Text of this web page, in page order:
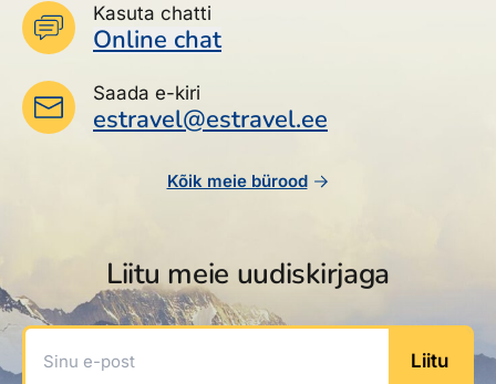
Kasuta chatti
Online chat
Saada e-kiri
estravel@estravel.ee
Kõik meie bürood
Liitu meie uudiskirjaga
Sinu e-post
Liitu